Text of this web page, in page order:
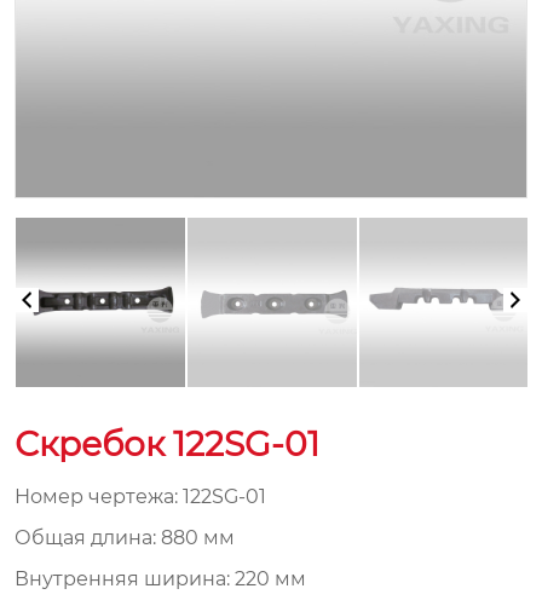
Скребок 122SG-01
Номер чертежа: 122SG-01
Общая длина: 880 мм
Внутренняя ширина: 220 мм